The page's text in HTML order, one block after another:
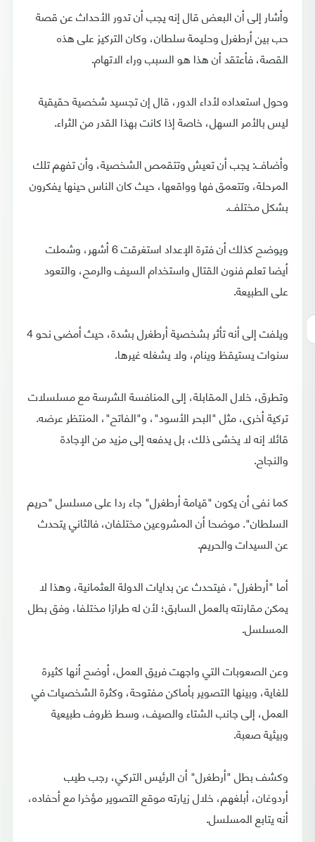
وأشار إلى أن البعض قال إنه يجب أن تدور الأحداث عن قصة
حب بين أرطغرل وحليمة سلطان، وكان التركيز على هذه
القصة، فأعتقد أن هذا هو السبب وراء الاتهام.
وحول استعداده لأداء الدور، قال إن تجسيد شخصية حقيقية
ليس بالأمر السهل، خاصة إذا كانت بهذا القدر من الثراء.
وأضاف: يجب أن تعيش وتتقمص الشخصية، وأن تفهم تلك
المرحلة، وتتعمق فها وواقعها، حيث كان الناس حينها يفكرون
بشكل مختلف.
ويوضح كذلك أن فترة الإعداد استغرقت 6 أشهر، وشملت
أيضا تعلم فنون القتال واستخدام السيف والرمح، والتعود
على الطبيعة.
ويلفت إلى أنه تأثر بشخصية أرطغرل بشدة، حيث أمضى نحو 4
سنوات يستيقظ وينام، ولا يشغله غيرها.
وتطرق، خلال المقابلة، إلى المنافسة الشرسة مع مسلسلات
تركية أخرى، مثل "البحر الأسود"، و"الفاتح"، المنتظر عرضه.
قائلا إنه لا يخشى ذلك، بل يدفعه إلى مزيد من الإجادة
والنجاح.
كما نفى أن يكون "قيامة أرطغرل" جاء ردا على مسلسل "حريم
السلطان". موضحا أن المشروعين مختلفان، فالثاني يتحدث
عن السيدات والحريم.
أما "أرطغرل"، فيتحدث عن بدايات الدولة العثمانية، وهذا لا
يمكن مقارنته بالعمل السابق؛ لأن له طرازا مختلفا، وفق بطل
المسلسل.
وعن الصعوبات التي واجهت فريق العمل، أوضح أنها كثيرة
للغاية، وبينها التصوير بأماكن مفتوحة، وكثرة الشخصيات في
العمل، إلى جانب الشتاء والصيف، وسط ظروف طبيعية
وبيئية صعبة.
وكشف بطل "أرطغرل" أن الرئيس التركي، رجب طيب
أردوغان، أبلغهم، خلال زيارته موقع التصوير مؤخرا مع أحفاده،
أنه يتابع المسلسل.